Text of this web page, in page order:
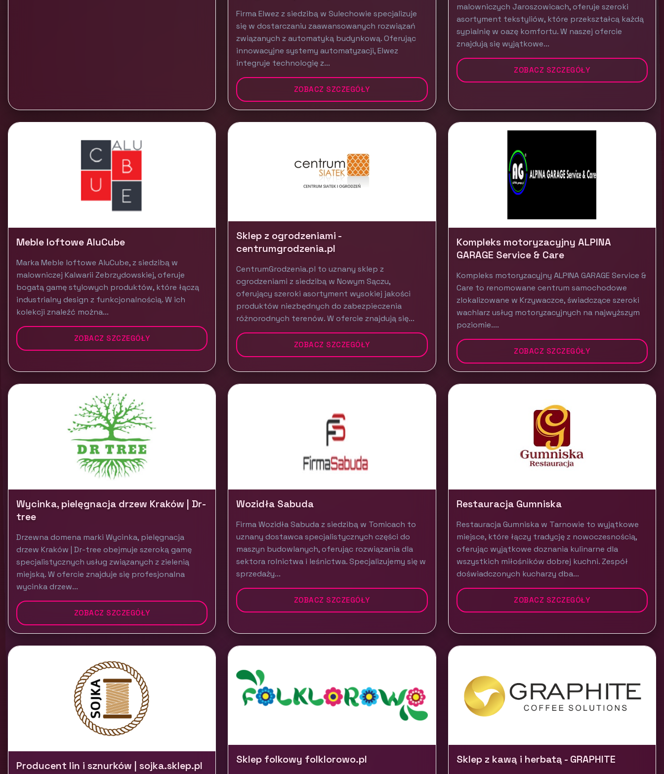
Firma Elwez z siedzibą w Sulechowie specjalizuje
się w dostarczaniu zaawansowanych rozwiązań
związanych z automatyką budynkową. Oferując
innowacyjne systemy automatyzacji, Elwez
integruje technologię z...
ZOBACZ SZCZEGÓŁY
malowniczych Jaroszowicach, oferuje szeroki
asortyment tekstyliów, które przekształcą każdą
sypialnię w oazę komfortu. W naszej ofercie
znajdują się wyjątkowe...
ZOBACZ SZCZEGÓŁY
Meble loftowe AluCube
Marka Meble loftowe AluCube, z siedzibą w
malowniczej Kalwarii Zebrzydowskiej, oferuje
bogatą gamę stylowych produktów, które łączą
industrialny design z funkcjonalnością. W ich
kolekcji znaleźć można...
ZOBACZ SZCZEGÓŁY
Sklep z ogrodzeniami -
centrumgrodzenia.pl
CentrumGrodzenia.pl to uznany sklep z
ogrodzeniami z siedzibą w Nowym Sączu,
oferujący szeroki asortyment wysokiej jakości
produktów niezbędnych do zabezpieczenia
różnorodnych terenów. W ofercie znajdują się...
ZOBACZ SZCZEGÓŁY
Kompleks motoryzacyjny ALPINA
GARAGE Service & Care
Kompleks motoryzacyjny ALPINA GARAGE Service &
Care to renomowane centrum samochodowe
zlokalizowane w Krzywaczce, świadczące szeroki
wachlarz usług motoryzacyjnych na najwyższym
poziomie....
ZOBACZ SZCZEGÓŁY
Wycinka, pielęgnacja drzew Kraków | Dr-
tree
Drzewna domena marki Wycinka, pielęgnacja
drzew Kraków | Dr-tree obejmuje szeroką gamę
specjalistycznych usług związanych z zielenią
miejską. W ofercie znajduje się profesjonalna
wycinka drzew...
ZOBACZ SZCZEGÓŁY
Wozidła Sabuda
Firma Wozidła Sabuda z siedzibą w Tomicach to
uznany dostawca specjalistycznych części do
maszyn budowlanych, oferując rozwiązania dla
sektora rolnictwa i leśnictwa. Specjalizujemy się w
sprzedaży...
ZOBACZ SZCZEGÓŁY
Restauracja Gumniska
Restauracja Gumniska w Tarnowie to wyjątkowe
miejsce, które łączy tradycję z nowoczesnością,
oferując wyjątkowe doznania kulinarne dla
wszystkich miłośników dobrej kuchni. Zespół
doświadczonych kucharzy dba...
ZOBACZ SZCZEGÓŁY
Producent lin i sznurków | sojka.sklep.pl Sklep folkowy folklorowo.pl Sklep z kawą i herbatą - GRAPHITE